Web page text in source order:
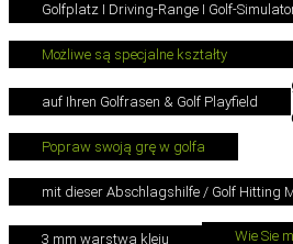
Golfplatz I Driving-Range I Golf-
Możliwe są specjalne kształty
auf Ihren Golfrasen & Golf Playfield
Popraw swoją grę w golfa
mit dieser Abschlagshilfe / Golf Hitting
3 mm warstwa kleju Wie Sie